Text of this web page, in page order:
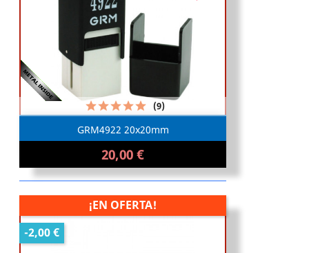
GRM4922 20x20mm
20,00 €
(9)
¡EN OFERTA!
-2,00 €